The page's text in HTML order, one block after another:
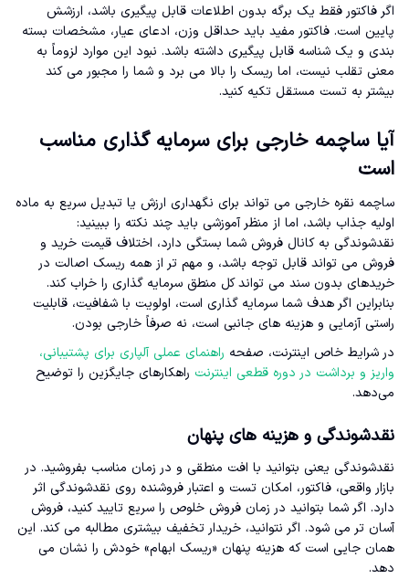
اگر فاکتور فقط یک برگه بدون اطلاعات قابل پیگیری باشد، ارزشش
پایین است. فاکتور مفید باید حداقل وزن، ادعای عیار، مشخصات بسته
بندی و یک شناسه قابل پیگیری داشته باشد. نبود این موارد لزوماً به
معنی تقلب نیست، اما ریسک را بالا می برد و شما را مجبور می کند
بیشتر به تست مستقل تکیه کنید.
آیا ساچمه خارجی برای سرمایه گذاری مناسب
است
ساچمه نقره خارجی می تواند برای نگهداری ارزش یا تبدیل سریع به ماده
اولیه جذاب باشد، اما از منظر آموزشی باید چند نکته را ببینید:
نقدشوندگی به کانال فروش شما بستگی دارد، اختلاف قیمت خرید و
فروش می تواند قابل توجه باشد، و مهم تر از همه ریسک اصالت در
خریدهای بدون سند می تواند کل منطق سرمایه گذاری را خراب کند.
بنابراین اگر هدف شما سرمایه گذاری است، اولویت با شفافیت، قابلیت
راستی آزمایی و هزینه های جانبی است، نه صرفاً خارجی بودن.
در شرایط خاص اینترنت، صفحه راهنمای عملی آلپاری برای پشتیبانی،
واریز و برداشت در دوره قطعی اینترنت راهکارهای جایگزین را توضیح
می‌دهد.
نقدشوندگی و هزینه های پنهان
نقدشوندگی یعنی بتوانید با افت منطقی و در زمان مناسب بفروشید. در
بازار واقعی، فاکتور، امکان تست و اعتبار فروشنده روی نقدشوندگی اثر
دارد. اگر شما بتوانید در زمان فروش خلوص را سریع تایید کنید، فروش
آسان تر می شود. اگر نتوانید، خریدار تخفیف بیشتری مطالبه می کند. این
همان جایی است که هزینه پنهان «ریسک ابهام» خودش را نشان می
دهد.